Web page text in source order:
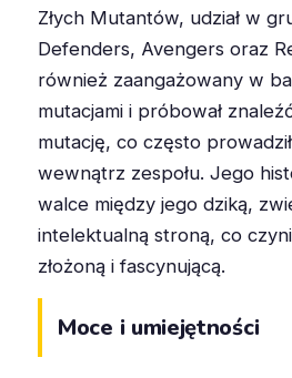
Złych Mutantów, udział w
Defenders, Avengers oraz
również zaangażowany w
mutacjami i próbował
mutację, co często
wewnątrz zespołu. Jego
walce między jego dziką,
intelektualną stroną, co
złożoną i fascynującą.
Moce i umiejętności